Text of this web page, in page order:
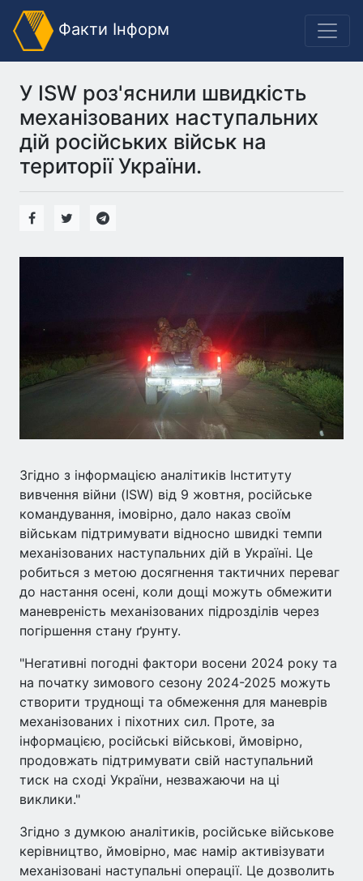
Факти Інформ
У ISW роз'яснили швидкість
механізованих наступальних
дій російських військ на
території України.
Згідно з інформацією аналітиків Інституту
вивчення війни (ISW) від 9 жовтня, російське
командування, імовірно, дало наказ своїм
військам підтримувати відносно швидкі темпи
механізованих наступальних дій в Україні. Це
робиться з метою досягнення тактичних переваг
до настання осені, коли дощі можуть обмежити
маневреність механізованих підрозділів через
погіршення стану ґрунту.
"Негативні погодні фактори восени 2024 року та
на початку зимового сезону 2024-2025 можуть
створити труднощі та обмеження для маневрів
механізованих і піхотних сил. Проте, за
інформацією, російські військові, ймовірно,
продовжать підтримувати свій наступальний
тиск на сході України, незважаючи на ці
виклики."
Згідно з думкою аналітиків, російське військове
керівництво, ймовірно, має намір активізувати
механізовані наступальні операції. Це дозволить